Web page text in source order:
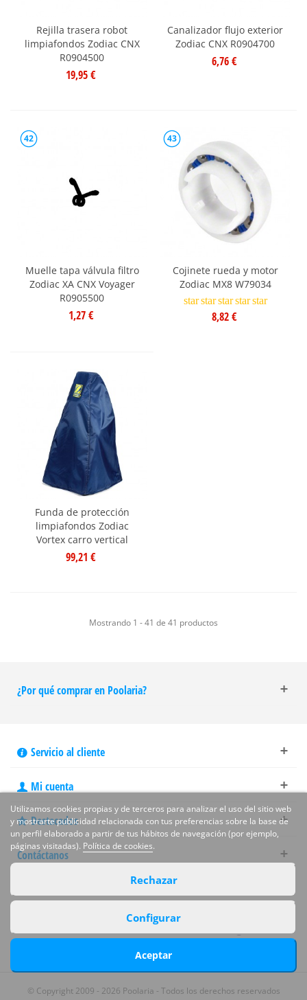
Rejilla trasera robot
limpiafondos Zodiac CNX
R0904500
19,95 €
Canalizador flujo exterior
Zodiac CNX R0904700
6,76 €
42
Muelle tapa válvula filtro
Zodiac XA CNX Voyager
R0905500
1,27 €
43
Cojinete rueda y motor
Zodiac MX8 W79034
star star star star star
8,82 €
Funda de protección
limpiafondos Zodiac
Vortex carro vertical
99,21 €
Mostrando 1 - 41 de 41 productos
¿Por qué comprar en Poolaria?
Servicio al cliente
Mi cuenta
Destacados
Contáctanos
Utilizamos cookies propias y de terceros para analizar el uso del sitio web
y mostrarte publicidad relacionada con tus preferencias sobre la base de
un perfil elaborado a partir de tus hábitos de navegación (por ejemplo,
páginas visitadas). Política de cookies.
Rechazar
Configurar
Aceptar
© Copyright 2009 - 2026 Poolaria - Todos los derechos reservados